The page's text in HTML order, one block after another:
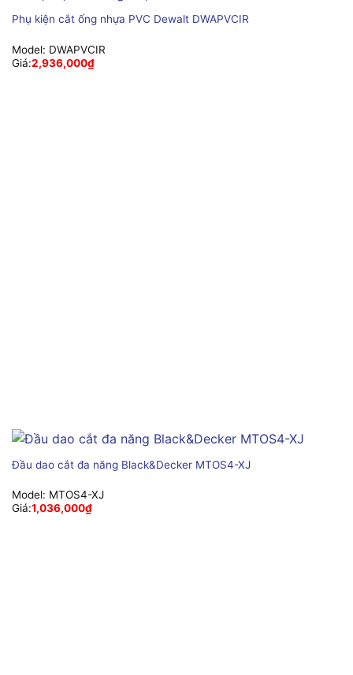
Phụ kiện cắt ống nhựa PVC Dewalt DWAPVCIR
Model: DWAPVCIR
Giá:2,936,000₫
Đầu dao cắt đa năng Black&Decker MTOS4-XJ
Model: MTOS4-XJ
Giá:1,036,000₫